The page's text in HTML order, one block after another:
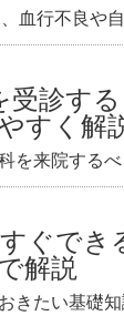
血行不良や
診す
すく解
を来院する
ぐで
解説
きたい基礎